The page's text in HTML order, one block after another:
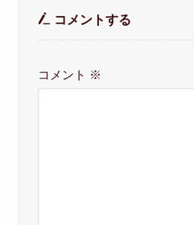
コメントする
コメント ※